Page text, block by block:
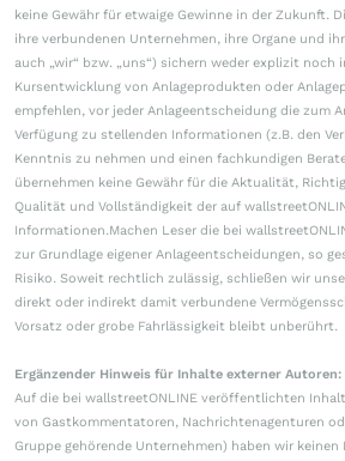
keine Gewähr für etwaige Gewinne in der Zukunft.
ihre verbundenen Unternehmen, ihre Organe und
auch „wir“ bzw. „uns“) sichern weder explizit
Kursentwicklung von Anlageprodukten oder
empfehlen, vor jeder Anlageentscheidung die zum
Verfügung zu stellenden Informationen (z.B. den
Kenntnis zu nehmen und einen fachkundigen
übernehmen keine Gewähr für die Aktualität,
Qualität und Vollständigkeit der auf
Informationen.Machen Leser die bei
zur Grundlage eigener Anlageentscheidungen, so
Risiko. Soweit rechtlich zulässig, schließen wir
direkt oder indirekt damit verbundene
Vorsatz oder grobe Fahrlässigkeit bleibt unberührt.
Ergänzender Hinweis für Inhalte externer Autoren:
Auf die bei wallstreetONLINE veröffentlichten
von Gastkommentatoren, Nachrichtenagenturen
Gruppe gehörende Unternehmen) haben wir